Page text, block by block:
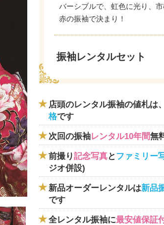
バーシブルで、虹色に光り、
赤の振袖で決まり！
振袖レンタルセット
店頭のレンタル振袖の値札は、
格です
次回の振袖レンタル10年間無
前撮り記念写真と ファミリー
ジオ併設)
新品オーダーレンタルは新品
です
全レンタル振袖に最安値保証